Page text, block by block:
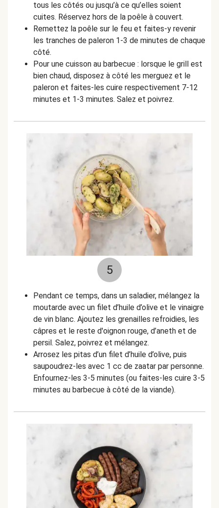
tous les côtés ou jusqu’à ce qu’elles soient
cuites. Réservez hors de la poêle à couvert.
Remettez la poêle sur le feu et faites-y revenir
les tranches de paleron 1-3 de minutes de chaque
côté.
Pour une cuisson au barbecue : lorsque le grill est
bien chaud, disposez à côté les merguez et le
paleron et faites-les cuire respectivement 7-12
minutes et 1-3 minutes. Salez et poivrez.
5
Pendant ce temps, dans un saladier, mélangez la
moutarde avec un filet d’huile d’olive et le vinaigre
de vin blanc. Ajoutez les grenailles refroidies, les
câpres et le reste d'oignon rouge, d’aneth et de
persil. Salez, poivrez et mélangez.
Arrosez les pitas d’un filet d’huile d’olive, puis
saupoudrez-les avec 1 cc de zaatar par personne.
Enfournez-les 3-5 minutes (ou faites-les cuire 3-5
minutes au barbecue à côté de la viande).